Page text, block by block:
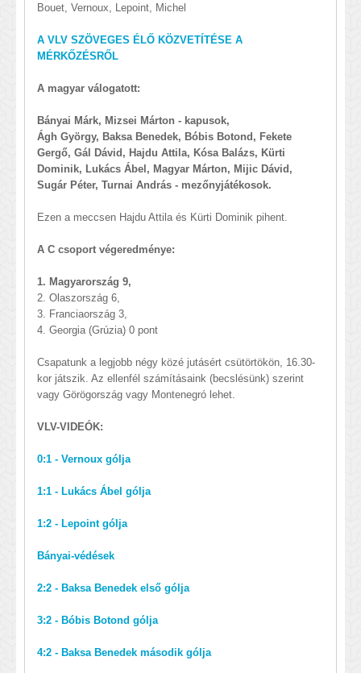
Bouet, Vernoux, Lepoint, Michel
A VLV SZÖVEGES ÉLŐ KÖZVETÍTÉSE A
MÉRKŐZÉSRŐL
A magyar válogatott:
Bányai Márk, Mizsei Márton - kapusok,
Ágh György, Baksa Benedek, Bóbis Botond, Fekete
Gergő, Gál Dávid, Hajdu Attila, Kósa Balázs, Kürti
Dominik, Lukács Ábel, Magyar Márton, Mijic Dávid,
Sugár Péter, Turnai András - mezőnyjátékosok.
Ezen a meccsen Hajdu Attila és Kürti Dominik pihent.
A C csoport végeredménye:
1. Magyarország 9,
2. Olaszország 6,
3. Franciaország 3,
4. Georgia (Grúzia) 0 pont
Csapatunk a legjobb négy közé jutásért csütörtökön, 16.30-
kor játszik. Az ellenfél számításaink (becslésünk) szerint
vagy Görögország vagy Montenegró lehet.
VLV-VIDEÓK:
0:1 - Vernoux gólja
1:1 - Lukács Ábel gólja
1:2 - Lepoint gólja
Bányai-védések
2:2 - Baksa Benedek első gólja
3:2 - Bóbis Botond gólja
4:2 - Baksa Benedek második gólja